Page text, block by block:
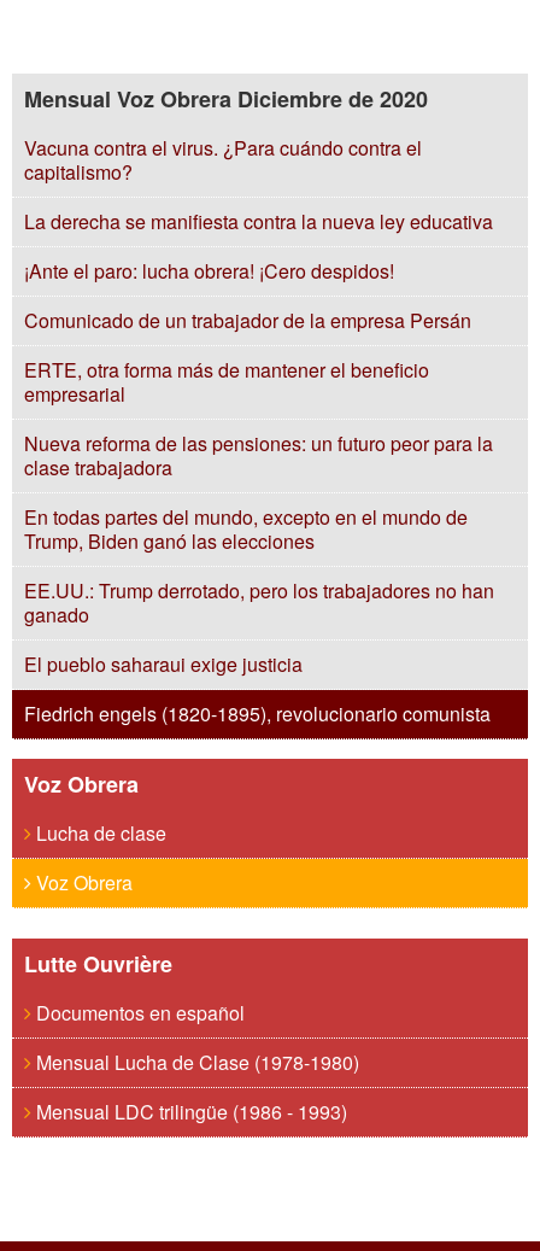
Mensual Voz Obrera Diciembre de 2020
Vacuna contra el virus. ¿Para cuándo contra el
capitalismo?
La derecha se manifiesta contra la nueva ley educativa
¡Ante el paro: lucha obrera! ¡Cero despidos!
Comunicado de un trabajador de la empresa Persán
ERTE, otra forma más de mantener el beneficio
empresarial
Nueva reforma de las pensiones: un futuro peor para la
clase trabajadora
En todas partes del mundo, excepto en el mundo de
Trump, Biden ganó las elecciones
EE.UU.: Trump derrotado, pero los trabajadores no han
ganado
El pueblo saharaui exige justicia
Fiedrich engels (1820-1895), revolucionario comunista
Voz Obrera
Lucha de clase
Voz Obrera
Lutte Ouvrière
Documentos en español
Mensual Lucha de Clase (1978-1980)
Mensual LDC trilingüe (1986 - 1993)